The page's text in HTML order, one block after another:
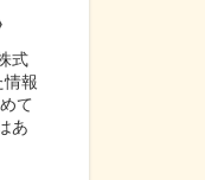
式
情報
て
あ